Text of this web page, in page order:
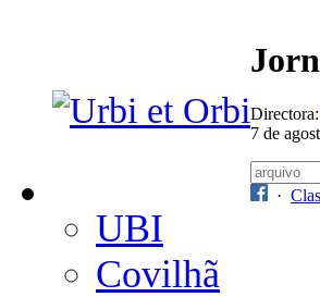
Directora:
7 de
·
UBI
Covilhã